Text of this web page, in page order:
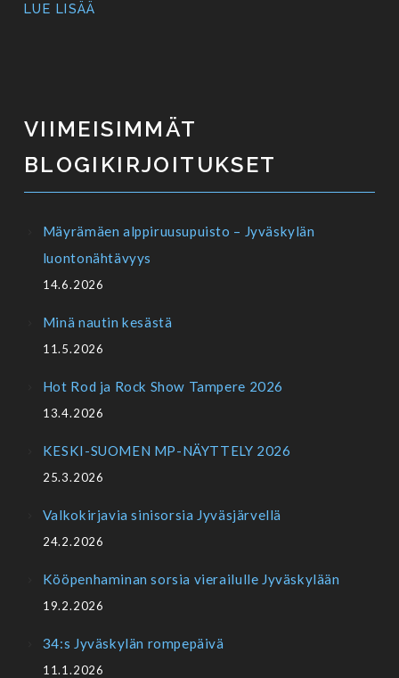
LUE LISÄÄ
VIIMEISIMMÄT
BLOGIKIRJOITUKSET
Mäyrämäen alppiruusupuisto – Jyväskylän
luontonähtävyys
14.6.2026
Minä nautin kesästä
11.5.2026
Hot Rod ja Rock Show Tampere 2026
13.4.2026
KESKI-SUOMEN MP-NÄYTTELY 2026
25.3.2026
Valkokirjavia sinisorsia Jyväsjärvellä
24.2.2026
Kööpenhaminan sorsia vierailulle Jyväskylään
19.2.2026
34:s Jyväskylän rompepäivä
11.1.2026